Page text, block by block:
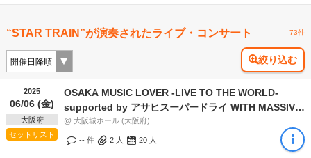
“STAR TRAIN”が演奏されたライブ・コンサート 73件
絞り込む
2025
06/06 (金)
大阪府
セットリスト
OSAKA MUSIC LOVER -LIVE TO THE WORLD-
supported by アサヒスーパードライ WITH MASSIVE
BEATS OSAKA
@ 大阪城ホール (大阪府)
-- 件 2 人 20 人